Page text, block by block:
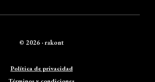
© 2026 · rakont
Política de privacidad